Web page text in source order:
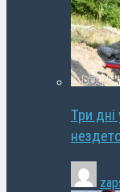
Три